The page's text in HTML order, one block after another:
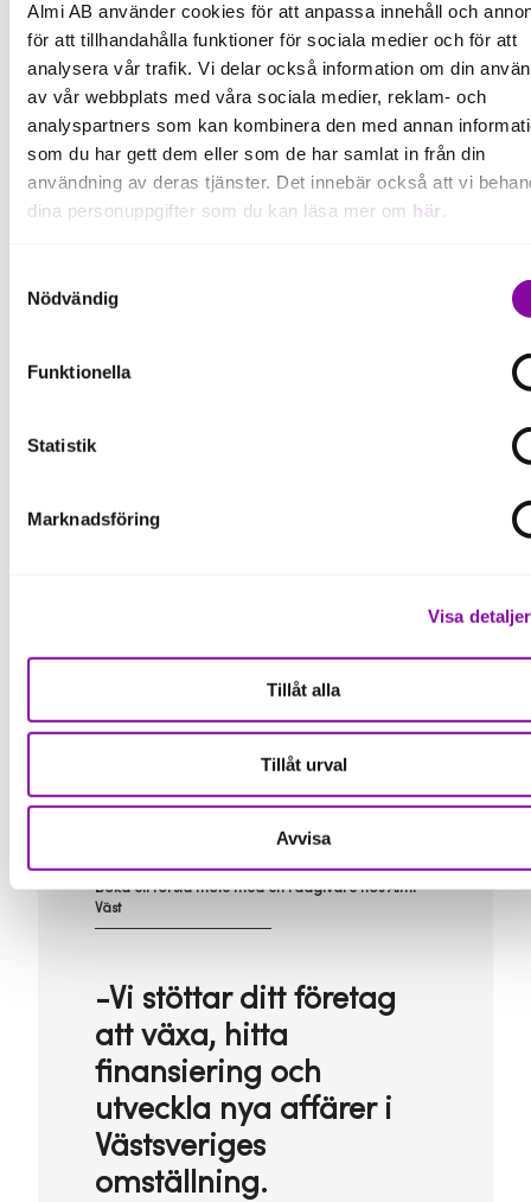
Almi AB använder cookies för att anpassa innehåll och
för att tillhandahålla funktioner för sociala medier och för att
analysera vår trafik. Vi delar också information om din
av vår webbplats med våra sociala medier, reklam- och
analyspartners som kan kombinera den med annan
som du har gett dem eller som de har samlat in från din
användning av deras tjänster. Det innebär också att vi
dina personuppgifter som du kan läsa mer om här
delning av information enligt ovan, inte att ske, förutom för
som är nödvändiga för att hemsidan ska fungera se mer
Nödvändig
Funktionella
Statistik
Marknadsföring
Visa detaljer
Tillåt alla
Tillåt urval
Avvisa
56 procent lyfter den västsvenska innovationskraften
som avgörande:
Almi hjälper företag att ta sina idéer till marknaden
genom program för innovation, produktutveckling
och hållbar tillväxt.
Behov av kapital i förändring:
Almi erbjuder lån och tillväxtfinansiering till företag
Boka ett första möte med en rådgivare hos Almi
Väst
-Vi stöttar ditt företag
att växa, hitta
finansiering och
utveckla nya affärer i
Västsveriges
omställning.
Christina Gehrke, vd för Almi Väst och Almi Halland